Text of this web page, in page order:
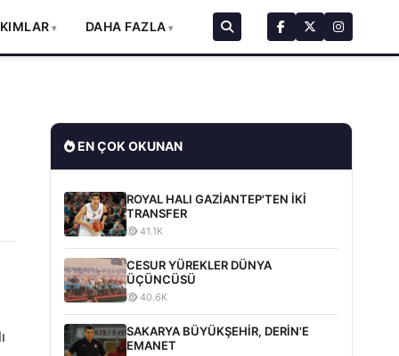
DAHA FAZLA
EN ÇOK OKUNAN
ROYAL HALI GAZİANTEP'TEN İKİ
TRANSFER
41.1K
CESUR YÜREKLER DÜNYA
ÜÇÜNCÜSÜ
40.6K
SAKARYA BÜYÜKŞEHİR, DERİN'E
EMANET